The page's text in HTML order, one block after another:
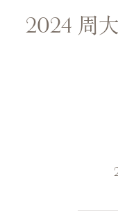
2024 周